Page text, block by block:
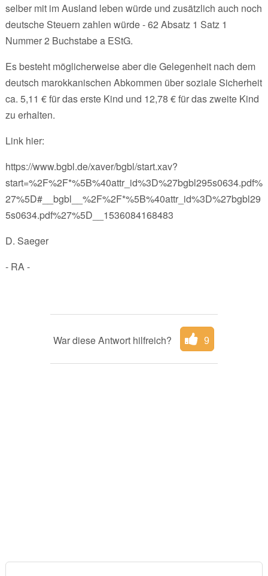
selber mit im Ausland leben würde und zusätzlich auch noch
deutsche Steuern zahlen würde - 62 Absatz 1 Satz 1
Nummer 2 Buchstabe a EStG.
Es besteht möglicherweise aber die Gelegenheit nach dem
deutsch marokkanischen Abkommen über soziale Sicherheit
ca. 5,11 € für das erste Kind und 12,78 € für das zweite Kind
zu erhalten.
Link hier:
https://www.bgbl.de/xaver/bgbl/start.xav?
start=%2F%2F*%5B%40attr_id%3D%27bgbl295s0634.pdf%
27%5D#__bgbl__%2F%2F*%5B%40attr_id%3D%27bgbl29
5s0634.pdf%27%5D__1536084168483
D. Saeger
- RA -
War diese Antwort hilfreich? 9